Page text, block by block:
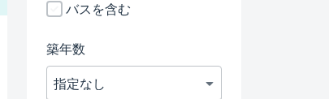
バスを含む
築年数